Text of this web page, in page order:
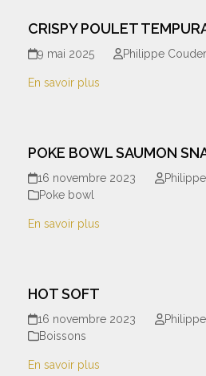
CRISPY POULET
9 mai 2025 Philippe
En savoir plus
POKE BOWL SAUMON
16 novembre 2023
Poke bowl
En savoir plus
HOT SOFT
16 novembre 2023
Boissons
En savoir plus